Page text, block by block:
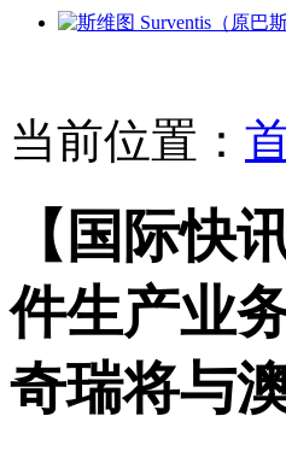
当前位置：
【国际快
件生产业
奇瑞将与